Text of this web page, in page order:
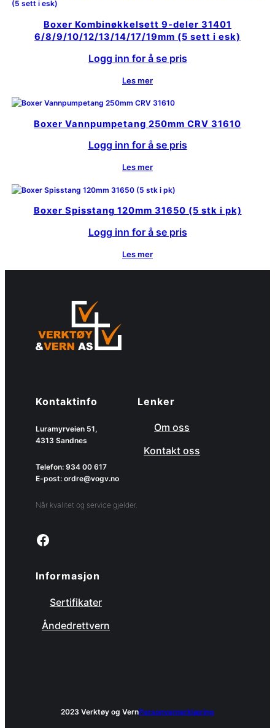
Boxer Kombinøkkelsett 9-deler 31401
6/8/9/10/12/13/14/17/19mm (5 sett i esk)
Logg inn for å se pris
Les mer
Boxer Vannpumpetang 250mm CRV 31610
Logg inn for å se pris
Les mer
Boxer Spisstang 120mm 31650 (5 stk i pk)
Logg inn for å se pris
Les mer
Kontaktinfo
Luramyrveien 51,
4313 Sandnes
Telefon: 934 00 617
E-post: ordre@vogv.no
Når kvalitet og service gjelder.
Link to facebook page
Lenker
Om oss
Kontakt oss
Informasjon
Sertifikater
Åndedrettvern
2023 Verktøy og VernPersonvernerklæring